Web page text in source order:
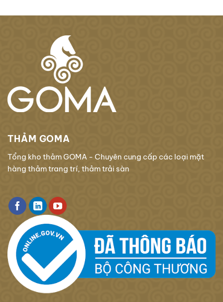
THẢM GOMA
Tổng kho thảm GOMA - Chuyên cung cấp các loại mặt
hàng thảm trang trí, thảm trải sàn